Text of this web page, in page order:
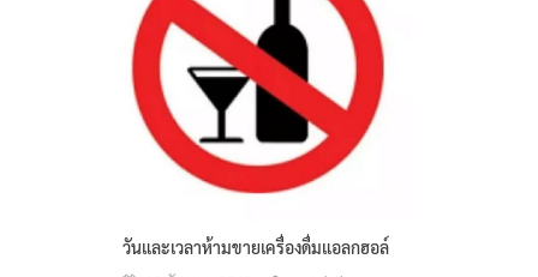
วันและเวลาห้ามขายเครื่องดื่มแอลกฮอล์